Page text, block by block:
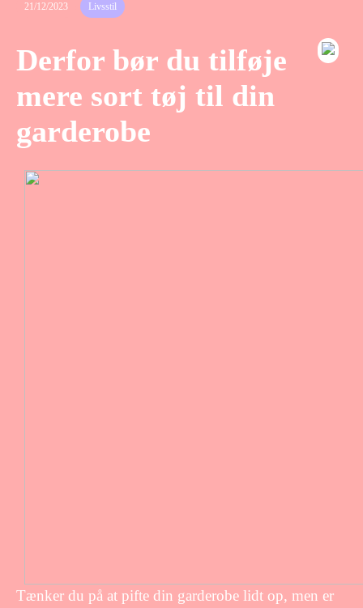
21/12/2023 Livsstil
Derfor bør du tilføje
mere sort tøj til din
garderobe
Tænker du på at pifte din garderobe lidt op, men er